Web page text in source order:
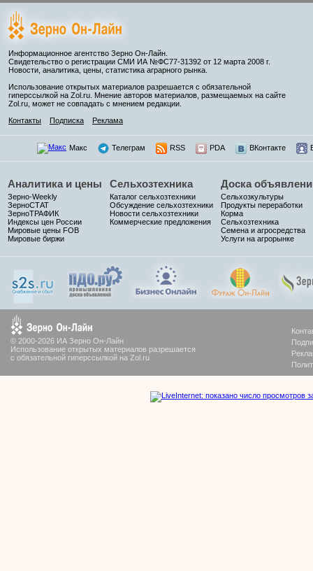
Информационное агентство Зерно Он-Лайн.
Свидетельство о регистрации СМИ ИА №ФС77-31392 от 12 марта 2008 г.
Новости, аналитика, цены, статистика аграрного рынка.
Использование открытых материалов разрешается с обязательной
гиперссылкой на Zol.ru. Мнение авторов материалов, размещаемых на сайте
Zol.ru, может не совпадать с мнением редакции.
Контакты
Подписка Реклама
Макс Телеграм RSS PDA ВКонтакте
Аналитика и цены
Зерно-Weekly
ЗерноСТАТ
ЗерноТРАФИК
Индексы цен России
Мировые цены FOB
Мировые биржи
Сельхозтехника
Каталог сельхозтехники
Обсуждение сельхозтехники
Новости сельхозтехники
Коммерческие предложения
Доска
Сельхозкультуры
Продукты переработки
Корма
Сельхозтехника
Семена и агросредства
Услуги на агрорынке
© 2000-2026 ИА Зерно Он-Лайн
Использование открытых материалов разрешается
с обязательной гиперссылкой на Zol.ru